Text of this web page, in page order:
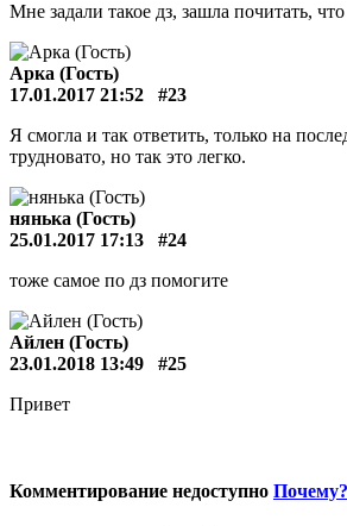
Мне задали такое дз, зашла почитать,
Арка (Гость)
17.01.2017 21:52
#23
Я смогла и так ответить, только на
трудновато, но так это легко.
нянька (Гость)
25.01.2017 17:13
#24
тоже самое по дз помогите
Айлен (Гость)
23.01.2018 13:49
#25
Привет
Комментирование недоступно Почему?